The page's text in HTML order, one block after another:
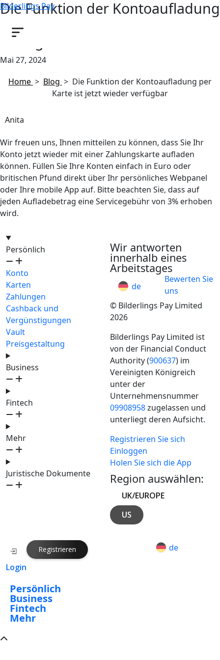
Bilderlings Pay
Die Funktion der Kontoaufladung
per Karte ist jetzt wieder
verfügbar
Mai 27, 2024
Home > Blog > Die Funktion der Kontoaufladung per
Karte ist jetzt wieder verfügbar
Anita
Wir freuen uns, Ihnen mitteilen zu können, dass Sie Ihr
Konto jetzt wieder mit einer Zahlungskarte aufladen
können. Füllen Sie Ihre Konten einfach in Euro oder
britischen Pfund direkt über Ihr persönliches Webpanel
oder Ihre mobile App auf. Bitte beachten Sie, dass auf
jeden Aufladebetrag eine Servicegebühr von 3% erhoben
wird.
Persönlich
Konto
Karten
Zahlungen
Cashback und
Vergünstigungen
Vault
Preisgestaltung
Business
Fintech
Mehr
Juristische Dokumente
Wir antworten
innerhalb eines
Arbeitstages
de
Bewerten Sie
uns
© Bilderlings Pay Limited
2026
Bilderlings Pay Limited ist
von der Financial Conduct
Authority (900637) im
Vereinigten Königreich
unter der
Unternehmensnummer
09908958zugelassen und
unterliegt deren Aufsicht.
Registrieren Sie sich
Einloggen
Holen Sie sich die App
Region auswählen:
UK/EUROPE
US
Login
Registrieren de
Persönlich
Business
Fintech
Mehr